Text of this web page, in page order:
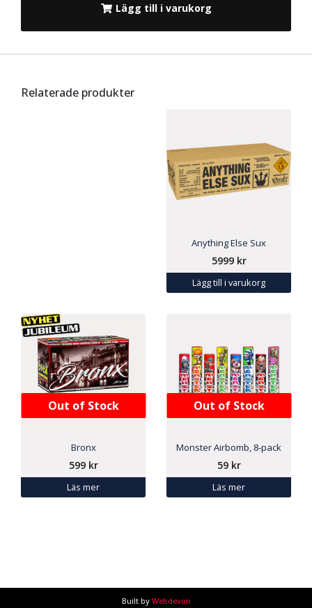
Lägg till i varukorg
Relaterade produkter
Anything Else Sux
5999 kr
Lägg till i varukorg
Out of Stock
Bronx
599 kr
Läs mer
Out of Stock
Monster Airbomb, 8-pack
59 kr
Läs mer
Built by Webdevon